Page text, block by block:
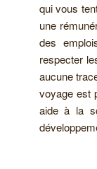
qui vous
une
des
respecter
aucune
voyage est
aide à la